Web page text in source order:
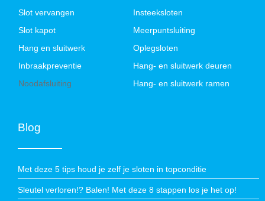
Slot vervangen
Slot kapot
Hang en sluitwerk
Inbraakpreventie
Noodafsluiting
Insteeksloten
Meerpuntsluiting
Oplegsloten
Hang- en sluitwerk deuren
Hang- en sluitwerk ramen
Blog
Met deze 5 tips houd je zelf je sloten in topconditie
Sleutel verloren!? Balen! Met deze 8 stappen los je het op!